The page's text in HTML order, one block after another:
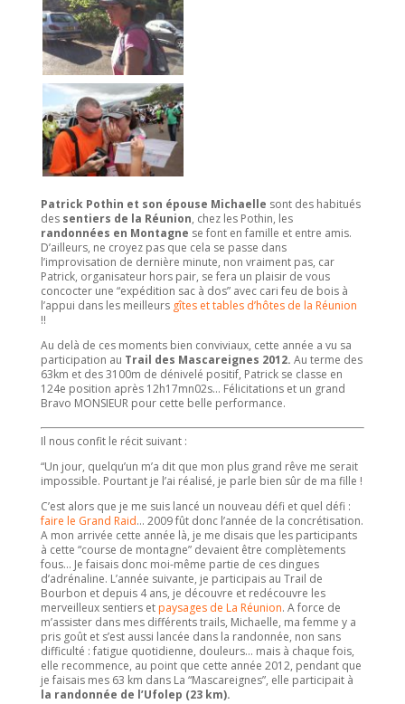
Patrick Pothin et son épouse Michaelle sont des habitués
des sentiers de la Réunion, chez les Pothin, les
randonnées en Montagne se font en famille et entre amis.
D’ailleurs, ne croyez pas que cela se passe dans
l’improvisation de dernière minute, non vraiment pas, car
Patrick, organisateur hors pair, se fera un plaisir de vous
concocter une “expédition sac à dos” avec cari feu de bois à
l’appui dans les meilleurs gîtes et tables d’hôtes de la Réunion
!!
Au delà de ces moments bien conviviaux, cette année a vu sa
participation au Trail des Mascareignes 2012. Au terme des
63km et des 3100m de dénivelé positif, Patrick se classe en
124e position après 12h17mn02s… Félicitations et un grand
Bravo MONSIEUR pour cette belle performance.
Il nous confit le récit suivant :
“Un jour, quelqu’un m’a dit que mon plus grand rêve me serait
impossible. Pourtant je l’ai réalisé, je parle bien sûr de ma fille !
C’est alors que je me suis lancé un nouveau défi et quel défi :
faire le Grand Raid… 2009 fût donc l’année de la concrétisation.
A mon arrivée cette année là, je me disais que les participants
à cette “course de montagne” devaient être complètements
fous… Je faisais donc moi-même partie de ces dingues
d’adrénaline. L’année suivante, je participais au Trail de
Bourbon et depuis 4 ans, je découvre et redécouvre les
merveilleux sentiers et paysages de La Réunion. A force de
m’assister dans mes différents trails, Michaelle, ma femme y a
pris goût et s’est aussi lancée dans la randonnée, non sans
difficulté : fatigue quotidienne, douleurs… mais à chaque fois,
elle recommence, au point que cette année 2012, pendant que
je faisais mes 63 km dans La “Mascareignes”, elle participait à
la randonnée de l’Ufolep (23 km).